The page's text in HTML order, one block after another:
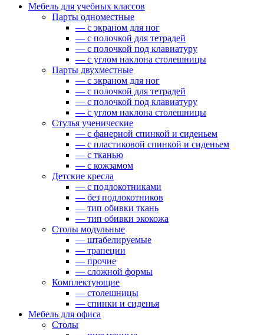
Мебель для учебных классов
Парты одноместные
— c экраном для ног
— c полочкой для тетрадей
— c полочкой под клавиатуру
— c углом наклона столешницы
Парты двухместные
— c экраном для ног
— c полочкой для тетрадей
— c полочкой под клавиатуру
— c углом наклона столешницы
Стулья ученические
— c фанерной спинкой и сиденьем
— c пластиковой спинкой и сиденьем
— c тканью
— c кожзамом
Детские кресла
— с подлокотниками
— без подлокотников
— тип обивки ткань
— тип обивки экокожа
Столы модульные
— штабелируемые
— трапеции
— прочие
— сложной формы
Комплектующие
— столешницы
— спинки и сиденья
Мебель для офиса
Столы